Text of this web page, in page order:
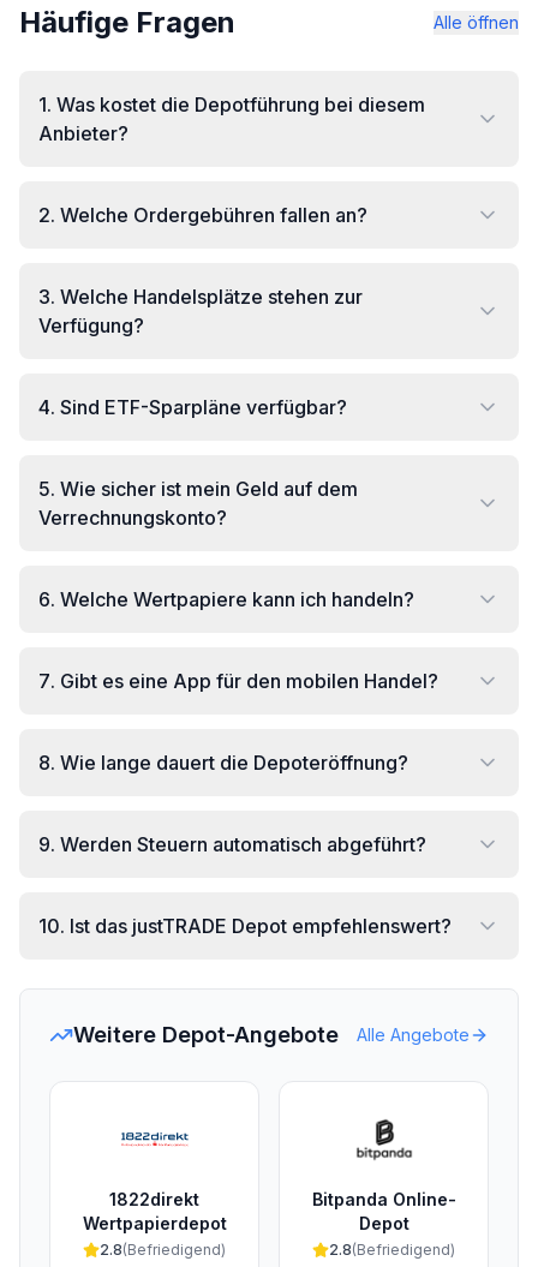
Häufige Fragen Alle öffnen
1. Was kostet die Depotführung bei diesem
Anbieter?
2. Welche Ordergebühren fallen an?
3. Welche Handelsplätze stehen zur
Verfügung?
4. Sind ETF-Sparpläne verfügbar?
5. Wie sicher ist mein Geld auf dem
Verrechnungskonto?
6. Welche Wertpapiere kann ich handeln?
7. Gibt es eine App für den mobilen Handel?
8. Wie lange dauert die Depoteröffnung?
9. Werden Steuern automatisch abgeführt?
10. Ist das justTRADE Depot empfehlenswert?
Weitere Depot-Angebote Alle Angebote
1822direkt
Wertpapierdepot
2.8(Befriedigend)
Bitpanda Online-
Depot
2.8(Befriedigend)